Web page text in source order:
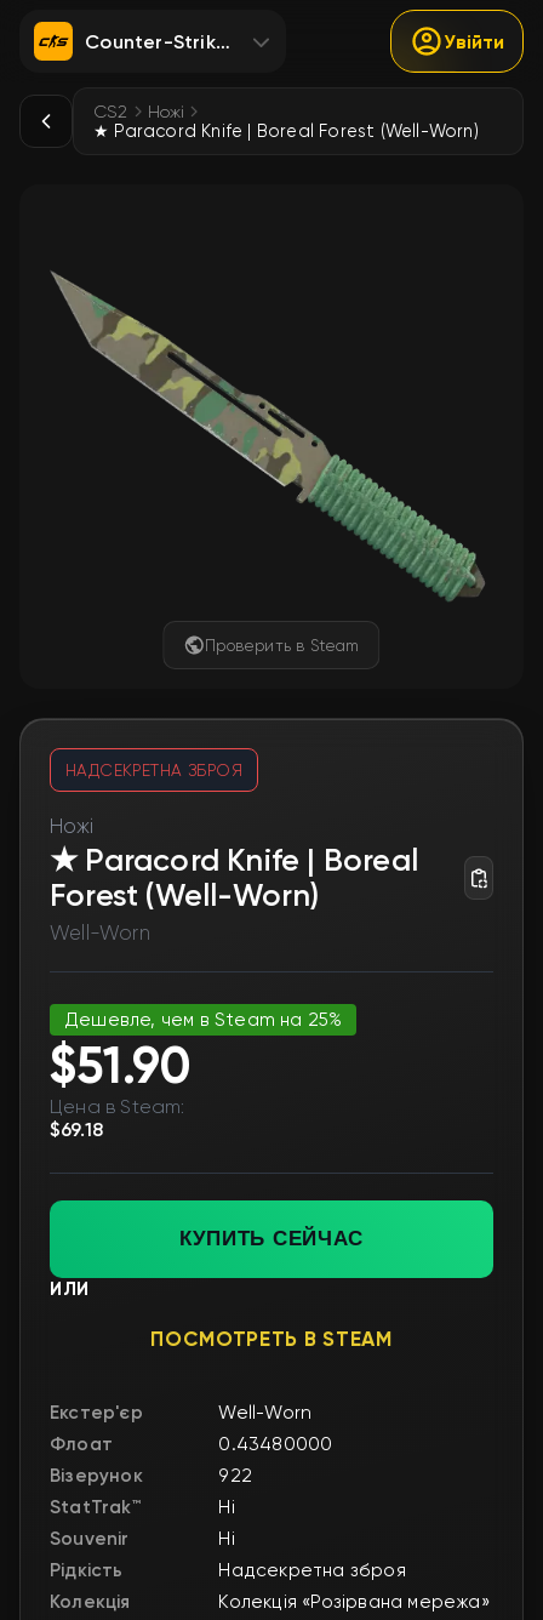
Counter-Strike 2 Увійти
CS2 Ножі
★ Paracord Knife | Boreal Forest (Well-Worn)
Проверить в Steam
НАДСЕКРЕТНА ЗБРОЯ
Ножі
★ Paracord Knife | Boreal
Forest (Well-Worn)
Well-Worn
Дешевле, чем в Steam на 25%
$51.90
Цена в Steam:
$69.18
КУПИТЬ СЕЙЧАС
ИЛИ
ПОСМОТРЕТЬ В STEAM
Екстер'єр
Well-Worn
Флоат
0.43480000
Візерунок
922
StatTrak™
Ні
Souvenir
Ні
Рідкість
Надсекретна зброя
Колекція
Колекція «Розірвана мережа»